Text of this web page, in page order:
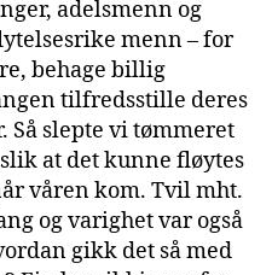
adelsmenn og
menn – for
behage billig
tilfredsstille deres
Så slepte vi tømmeret
at det kunne fløytes
våren kom. Tvil mht.
og varighet var også
gikk det så med